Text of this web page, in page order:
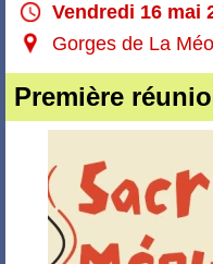
Vendredi 16 mai
Gorges de La
Première